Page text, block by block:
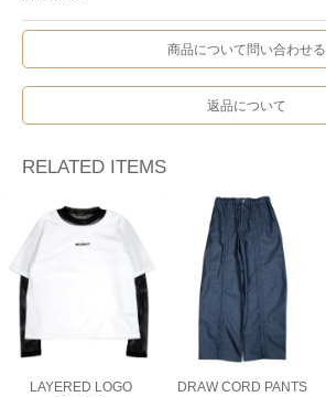
商品について問い合わせる
返品について
RELATED ITEMS
LAYERED LOGO
DRAW CORD PANTS